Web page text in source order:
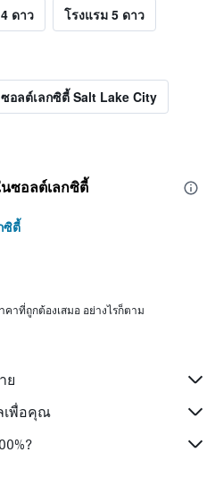
ดาว โรงแรม 5 ดาว
อลต์เลกซิตี้ Salt Lake City
ซอลต์เลกซิตี้
ซิตี้
คาที่ถูกต้องเสมอ อย่างไรก็ตาม
ย
เพื่อคุณ